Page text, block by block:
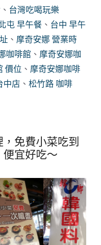
、 台灣吃喝玩樂
屯 早午餐 、 台中 早午
、 摩奇安娜 營業時
咖啡館 、 摩奇安娜咖
價位 、 摩奇安娜咖啡
中店 、 松竹路 咖啡
，免費小菜吃到
宜好吃～